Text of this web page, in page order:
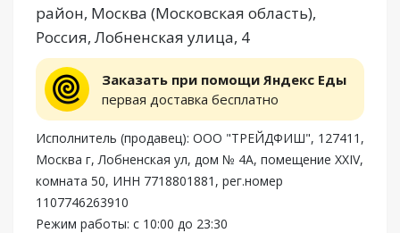
район, Москва (Московская область),
Россия, Лобненская улица, 4
Заказать при помощи Яндекс Еды
первая доставка бесплатно
Исполнитель (продавец): ООО "ТРЕЙДФИШ", 127411,
Москва г, Лобненская ул, дом № 4А, помещение XXIV,
комната 50, ИНН 7718801881, рег.номер
1107746263910
Режим работы: с 10:00 до 23:30